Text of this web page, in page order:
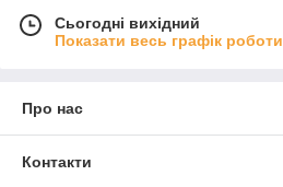
Сьогодні вихідний
Показати весь графік роботи
Про нас
Контакти